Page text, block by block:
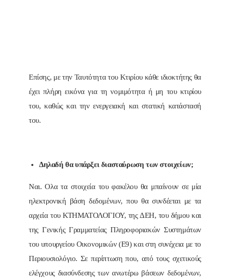
Επίσης, με την Ταυτότητα του Κτιρίου κάθε ιδιοκτήτης θα
έχει πλήρη εικόνα για τη νομιμότητα ή μη του κτιρίου
του, καθώς και την ενεργειακή και στατική κατάστασή
του.
Δηλαδή θα υπάρξει διασταύρωση των στοιχείων;
Ναι. Ολα τα στοιχεία του φακέλου θα μπαίνουν σε μία
ηλεκτρονική βάση δεδομένων, που θα συνδέεται με τα
αρχεία του ΚΤΗΜΑΤΟΛΟΓΙΟΥ, της ΔΕΗ, του δήμου και
της Γενικής Γραμματείας Πληροφοριακών Συστημάτων
του υπουργείου Οικονομικών (Ε9) και στη συνέχεια με το
Περιουσιολόγιο. Σε περίπτωση που, από τους σχετικούς
ελέγχους διασύνδεσης των ανωτέρω βάσεων δεδομένων,